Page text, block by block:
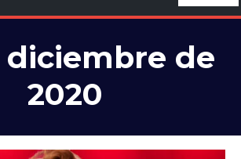
España
diciembre de
2020